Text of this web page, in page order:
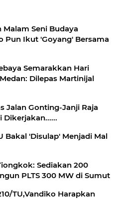
Seni Budaya
Pun Ikut 'Goyang' Bersama
Semarakkan Hari
Dilepas Martinijal
Jalan Gonting-Janji Raja
Dikerjakan......
Bakal 'Disulap' Menjadi Mal
Sediakan 200
PLTS 300 MW di Sumut
TU,Vandiko Harapkan